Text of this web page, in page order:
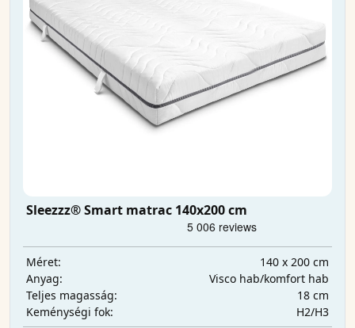
Sleezzz® Smart matrac 140x200 cm
Méret:
140 x 200 cm
Anyag:
Visco hab/komfort hab
Teljes magasság:
18 cm
Keménységi fok:
H2/H3